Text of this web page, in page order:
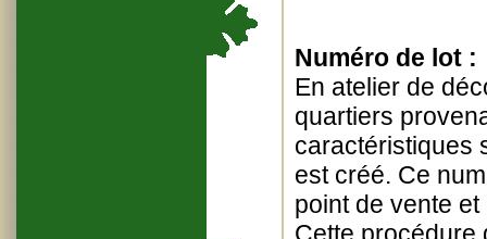
Numéro de lot :
En atelier de
quartiers
caractéristiques
est créé. Ce
point de vente